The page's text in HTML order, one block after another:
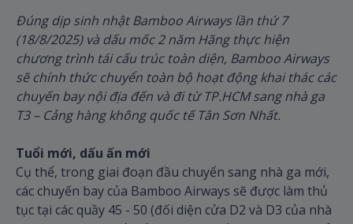
Đúng dịp sinh nhật Bamboo Airways lần thứ 7
(18/8/2025) và dấu mốc 2 năm Hãng thực hiện
chương trình tái cấu trúc toàn diện, Bamboo Airways
sẽ chính thức chuyển toàn bộ hoạt động khai thác các
chuyến bay nội địa đến và đi từ TP.HCM sang nhà ga
T3 – Cảng hàng không quốc tế Tân Sơn Nhất.
Tuổi mới, dấu ấn mới
Cụ thể, trong giai đoạn đầu chuyển sang nhà ga mới,
các chuyến bay của Bamboo Airways sẽ được làm thủ
tục tại các quầy 45 - 50 (đối diện cửa D2 và D3 của nhà